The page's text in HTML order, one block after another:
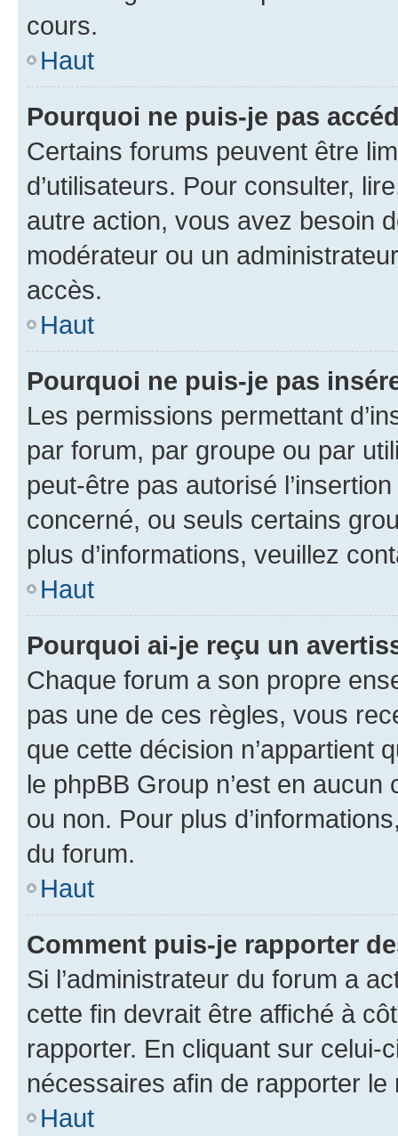
cours.
Haut
Pourquoi ne puis-je pas
Certains forums peuvent être
d’utilisateurs. Pour consulter,
autre action, vous avez besoin
modérateur ou un
accès.
Haut
Pourquoi ne puis-je pas
Les permissions permettant
par forum, par groupe ou par
peut-être pas autorisé
concerné, ou seuls certains
plus d’informations, veuillez
Haut
Pourquoi ai-je reçu un
Chaque forum a son propre
pas une de ces règles, vous
que cette décision n’appartient
le phpBB Group n’est en
ou non. Pour plus
du forum.
Haut
Comment puis-je rapporter
Si l’administrateur du forum a
cette fin devrait être affiché à
rapporter. En cliquant sur
nécessaires afin de rapporter le
Haut